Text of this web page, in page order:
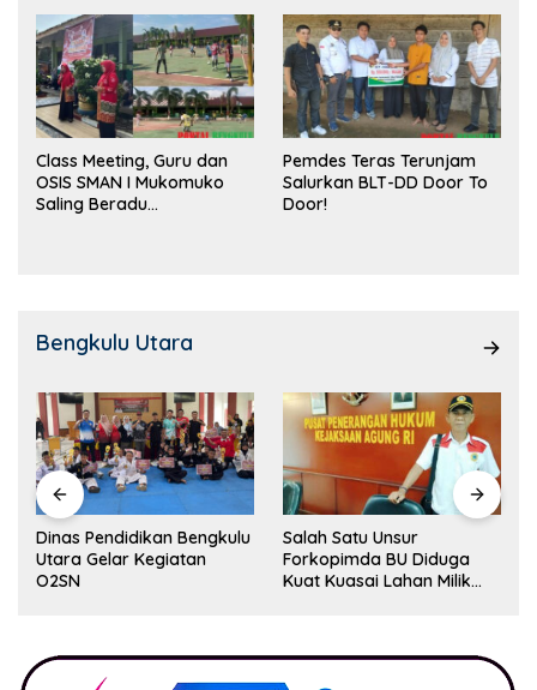
Class Meeting, Guru dan
OSIS SMAN I Mukomuko
Saling Beradu
Pemdes Teras Terunjam
Salurkan BLT-DD Door To
Door!
Bengkulu Utara
Dinas Pendidikan Bengkulu
Utara Gelar Kegiatan
O2SN
Salah Satu Unsur
Forkopimda BU Diduga
Kuat Kuasai Lahan Milik